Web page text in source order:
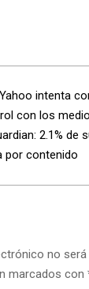
intenta
con los
2.1% de
por contenido
no será
marcados con